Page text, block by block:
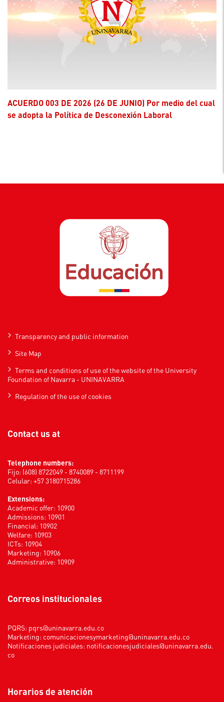
ACUERDO 003 DE 2026 (26 DE JUNIO) Por medio del cual
se adopta la Política de Desconexión Laboral
Transparency and public information
Site Map
Terms and conditions of use of the website of the University
Foundation of Navarra - UNINAVARRA
Regulation of the use of cookies
Contact us at
Telephone numbers:
Fijo: (608) 8722049 - 8740089 - 8711199
Celular: +57 3180715286
Extensions:
Academic offer: 10900
Admissions: 10901
Financial: 10902
Welfare: 10903
ICTs: 10904
Marketing: 10906
Administrative: 10909
Correos institucionales
PQRS: pqrs@uninavarra.edu.co
Marketing: comunicacionesymarketing@uninavarra.edu.co
Notificaciones judiciales: notificacionesjudiciales@uninavarra.edu.
co
Horarios de atención